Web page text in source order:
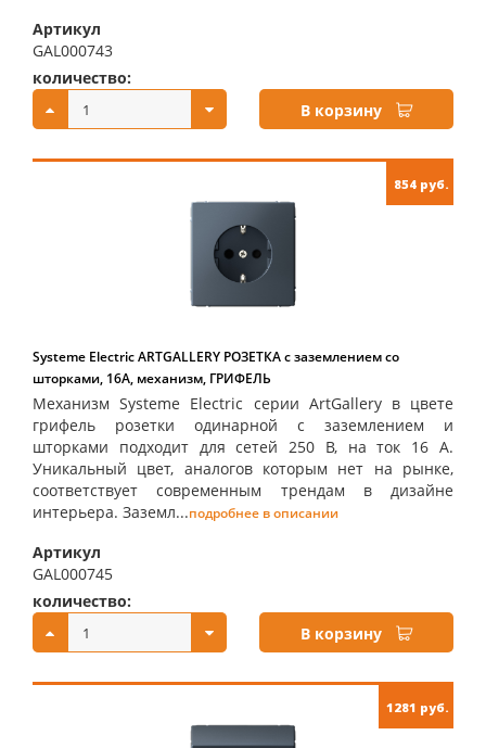
Артикул
GAL000743
количество:
В корзину
854 руб.
Systeme Electric ARTGALLERY РОЗЕТКА с заземлением со
шторками, 16А, механизм, ГРИФЕЛЬ
Механизм Systeme Electric серии ArtGallery в цвете
грифель розетки одинарной с заземлением и
шторками подходит для сетей 250 В, на ток 16 А.
Уникальный цвет, аналогов которым нет на рынке,
соответствует современным трендам в дизайне
интерьера. Заземл...подробнее в описании
Артикул
GAL000745
количество:
В корзину
1281 руб.